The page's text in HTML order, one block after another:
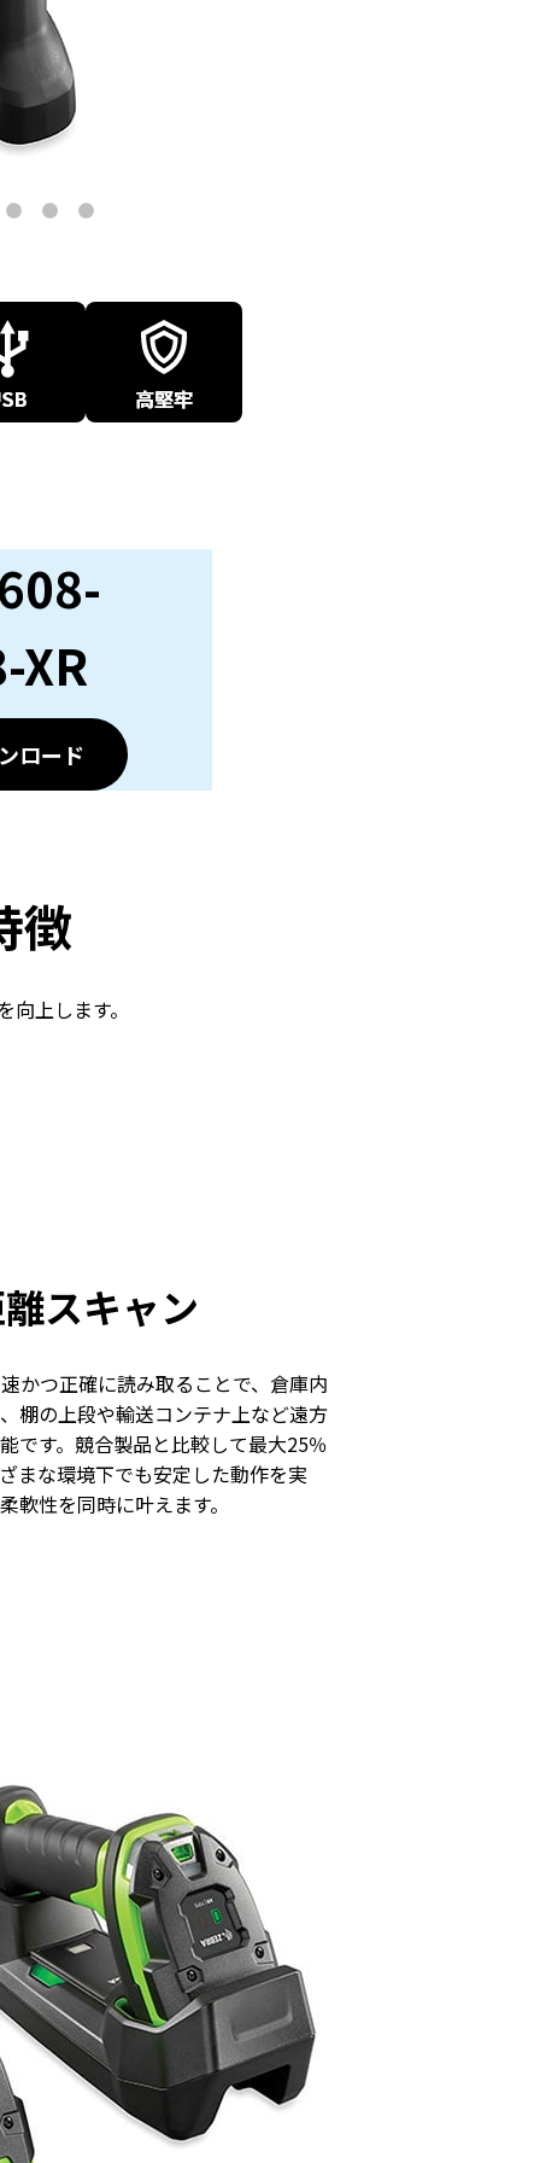
XR
ロード
徴
上します。
スキャン
かつ正確に読み取ることで、倉庫内
棚の上段や輸送コンテナ上など遠方
です。競合製品と比較して最大25％
まな環境下でも安定した動作を実
軟性を同時に叶えます。